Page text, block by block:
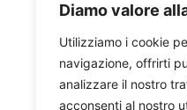
Diamo valore
Utilizziamo i cookie
navigazione, offrirti
analizzare il nostro
acconsenti al nostro